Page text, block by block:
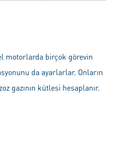
motorlarda birçok görevin
da ayarlarlar. Onların
gazının kütlesi hesaplanır.